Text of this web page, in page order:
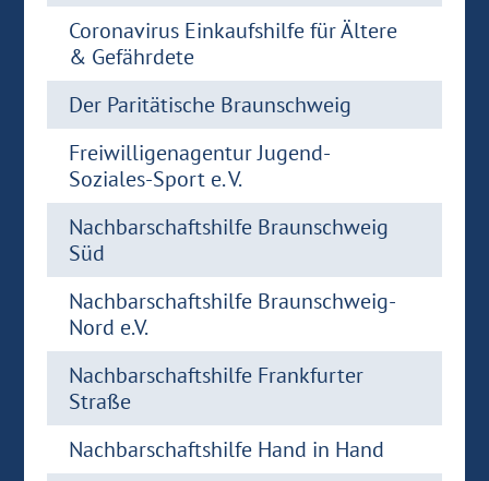
Co­ro­na­vi­rus Ein­kaufs­hil­fe für Äl­te­re
& Ge­fähr­de­te
Der Pa­ri­tä­ti­sche Braun­schweig
Frei­wil­li­gen­agen­tur Jugend-​
Soziales-Sport e. V.
Nach­bar­schafts­hil­fe Braun­schweig
Süd
Nach­bar­schafts­hil­fe Braunschweig-​
Nord e.V.
Nach­bar­schafts­hil­fe Frank­fur­ter
Stra­ße
Nach­bar­schafts­hil­fe Hand in Hand